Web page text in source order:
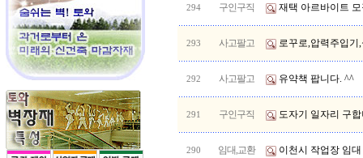
294 구인구직 재택 아르바이트
293 사고팔고 로꾸로,압력주입기
292 사고팔고 유약책 팝니다. ^^
291 구인구직 도자기 일자리 구
290 임대,교환 이천시 작업장 임대